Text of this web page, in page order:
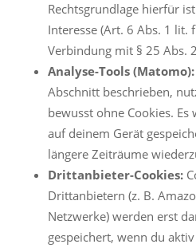
Rechtsgrundlage hierfür
Interesse (Art. 6 Abs. 1 lit.
Verbindung mit § 25 Abs.
Analyse-Tools (Matomo):
Abschnitt beschrieben,
bewusst ohne Cookies. Es
auf deinem Gerät
längere Zeiträume
Drittanbieter-Cookies:
Drittanbietern (z. B.
Netzwerke) werden erst
gespeichert, wenn du